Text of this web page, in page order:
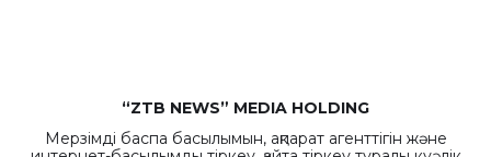
“ZTB NEWS” MEDIA HOLDING
Мерзімді баспа басылымын, ақпарат агенттігін және